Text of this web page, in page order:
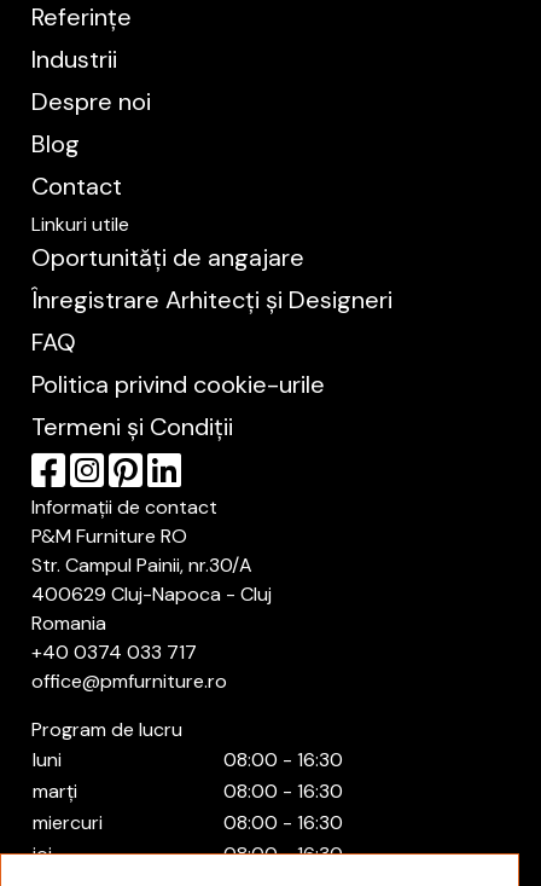
Referințe
Industrii
Despre noi
Blog
Contact
Linkuri utile
Oportunități de angajare
Înregistrare Arhitecți și Designeri
FAQ
Politica privind cookie-urile
Termeni și Condiții
Informații de contact
P&M Furniture RO
Str. Campul Painii, nr.30/A
400629 Cluj-Napoca - Cluj
Romania
+40 0374 033 717
office@pmfurniture.ro
Program de lucru
luni
08:00 - 16:30
marți
08:00 - 16:30
miercuri
08:00 - 16:30
joi
08:00 - 16:30